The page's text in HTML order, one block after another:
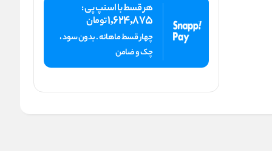
هر قسط با اسنپ پی :
1,624,875تومان
چهار قسط ماهانه . بدون سود ،
چک و ضامن